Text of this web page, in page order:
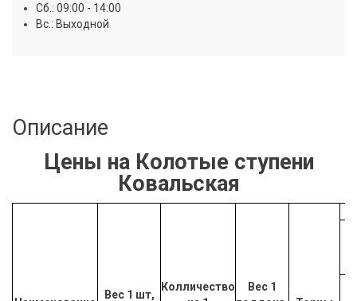
Сб.: 09:00 - 14:00
Вс.: Выходной
Описание
Цены на Колотые ступени
Ковальская
Вес 1 шт,
Колличество
Вес 1